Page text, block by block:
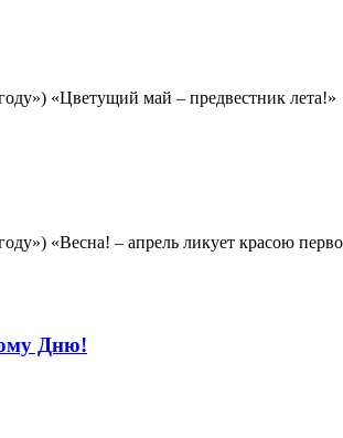
«Цветущий май – предвестник лета!»
«Весна! – апрель ликует красою
Дню!